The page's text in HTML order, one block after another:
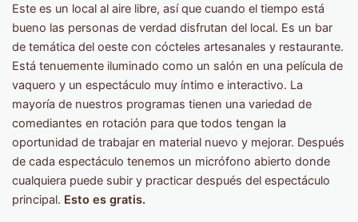
Este es un local al aire libre, así que cuando el tiempo está
bueno las personas de verdad disfrutan del local. Es un bar
de temática del oeste con cócteles artesanales y restaurante.
Está tenuemente iluminado como un salón en una película de
vaquero y un espectáculo muy íntimo e interactivo. La
mayoría de nuestros programas tienen una variedad de
comediantes en rotación para que todos tengan la
oportunidad de trabajar en material nuevo y mejorar. Después
de cada espectáculo tenemos un micrófono abierto donde
cualquiera puede subir y practicar después del espectáculo
principal. Esto es gratis.